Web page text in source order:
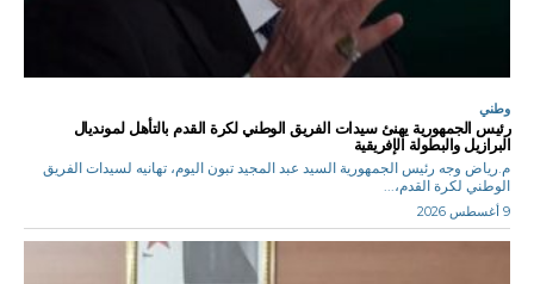
وطني
رئيس الجمهورية يهنئ سيدات الفريق الوطني لكرة القدم بالتأهل لمونديال
البرازيل والبطولة الإفريقية
م.رياض وجه رئيس الجمهورية السيد عبد المجيد تبون اليوم، تهانيه لسيدات الفريق
الوطني لكرة القدم،...
9 أغسطس 2026